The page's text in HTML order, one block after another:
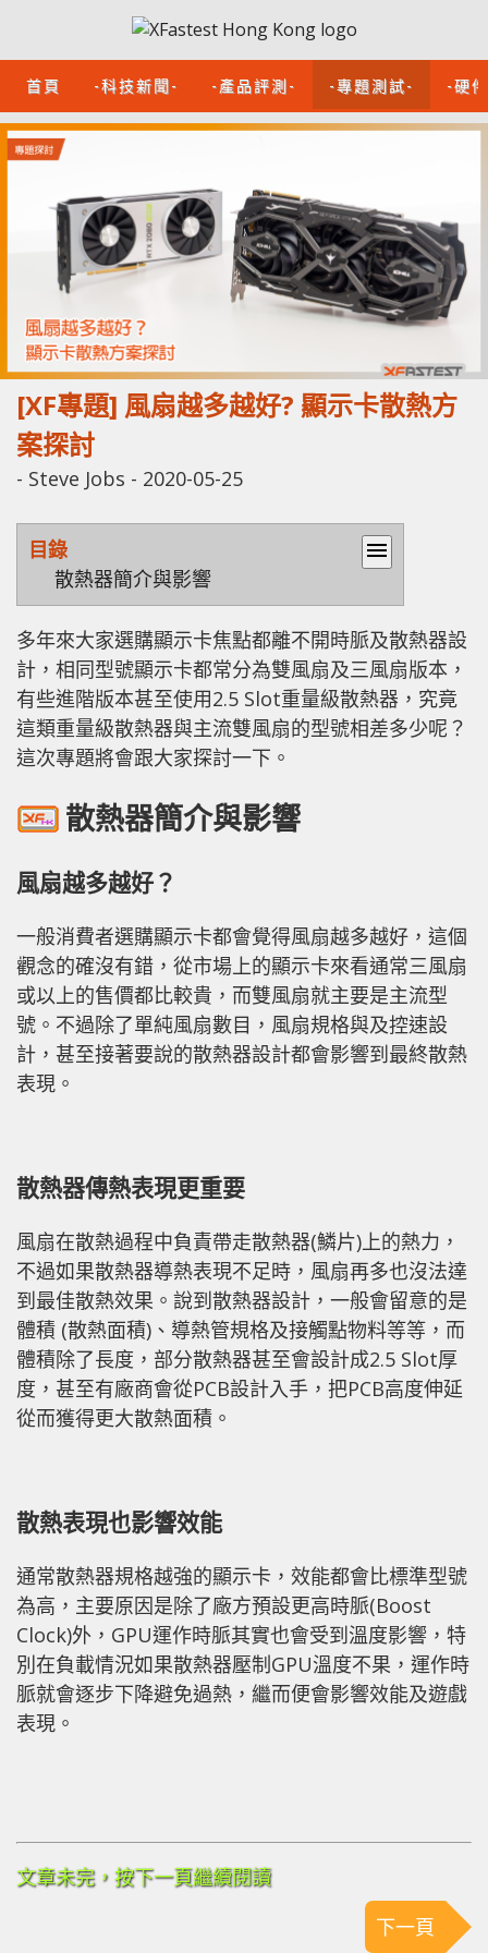
首頁 -科技新聞- -產品評測- -專題測試- -硬
[XF專題] 風扇越多越好? 顯示卡散熱方
案探討
- Steve Jobs - 2020-05-25
目錄
menu
散熱器簡介與影響
多年來大家選購顯示卡焦點都離不開時脈及散熱器設
計，相同型號顯示卡都常分為雙風扇及三風扇版本，
有些進階版本甚至使用2.5 Slot重量級散熱器，究竟
這類重量級散熱器與主流雙風扇的型號相差多少呢？
這次專題將會跟大家探討一下。
散熱器簡介與影響
風扇越多越好？
一般消費者選購顯示卡都會覺得風扇越多越好，這個
觀念的確沒有錯，從市場上的顯示卡來看通常三風扇
或以上的售價都比較貴，而雙風扇就主要是主流型
號。不過除了單純風扇數目，風扇規格與及控速設
計，甚至接著要說的散熱器設計都會影響到最終散熱
表現。
散熱器傳熱表現更重要
風扇在散熱過程中負責帶走散熱器(鱗片)上的熱力，
不過如果散熱器導熱表現不足時，風扇再多也沒法達
到最佳散熱效果。說到散熱器設計，一般會留意的是
體積 (散熱面積)、導熱管規格及接觸點物料等等，而
體積除了長度，部分散熱器甚至會設計成2.5 Slot厚
度，甚至有廠商會從PCB設計入手，把PCB高度伸延
從而獲得更大散熱面積。
散熱表現也影響效能
通常散熱器規格越強的顯示卡，效能都會比標準型號
為高，主要原因是除了廠方預設更高時脈(Boost
Clock)外，GPU運作時脈其實也會受到溫度影響，特
別在負載情況如果散熱器壓制GPU溫度不果，運作時
脈就會逐步下降避免過熱，繼而便會影響效能及遊戲
表現。
文章未完，按下一頁繼續閱讀
下一頁